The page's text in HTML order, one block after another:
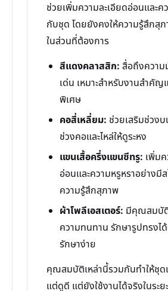
ช่วยเพิ่มความละเอียดอ่อนและค
กับชุด โดยยังคงให้ความรู้สึกสุ
ในส่วนที่ต้องการ
สีแดงคลาสสิก: สื่อถึงความ
เด่น เหมาะสำหรับงานสำคัญ
พิเศษ
คอสี่เหลี่ยม: ช่วยเสริมช่วง
ช่วงคอและไหล่ให้ดูระหง
แขนเสื้อครึ่งแขนซีทรู: เพิ่ม
อ่อนและความหรูหราอย่างมี
ความรู้สึกสุภาพ
ผ้าโพลีเอสเตอร์: มีคุณสมบั
ความทนทาน รักษารูปทรงไ
รักษาง่าย
คุณสมบัติเหล่านี้รวมกันทำให้ชุด
แต่ดูดี แต่ยังใช้งานได้จริงในระย